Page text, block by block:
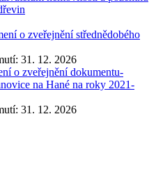
o zveřejnění střednědobého
31. 12. 2026
o zveřejnění dokumentu-
na Hané na roky 2021-
31. 12. 2026